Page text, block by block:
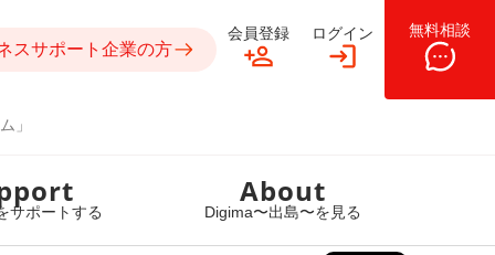
」
スサポート企業の方
会員登録 ログイン 無料相談
サポートする
About
Digima〜出島〜を見る